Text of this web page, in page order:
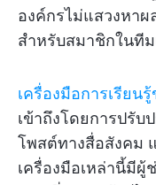
องค์กรไม่แสวงหา
สำหรับสมาชิกในที
เครื่องมือการเรียน
เข้าถึงโดยการปรับ
โพสต์ทางสื่อสังคม
เครื่องมือเหล่านี้มี